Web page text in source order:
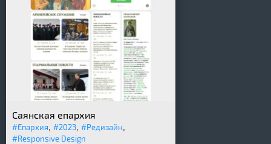
Саянская епархия
#Епархия, #2023, #Редизайн,
#Responsive Design